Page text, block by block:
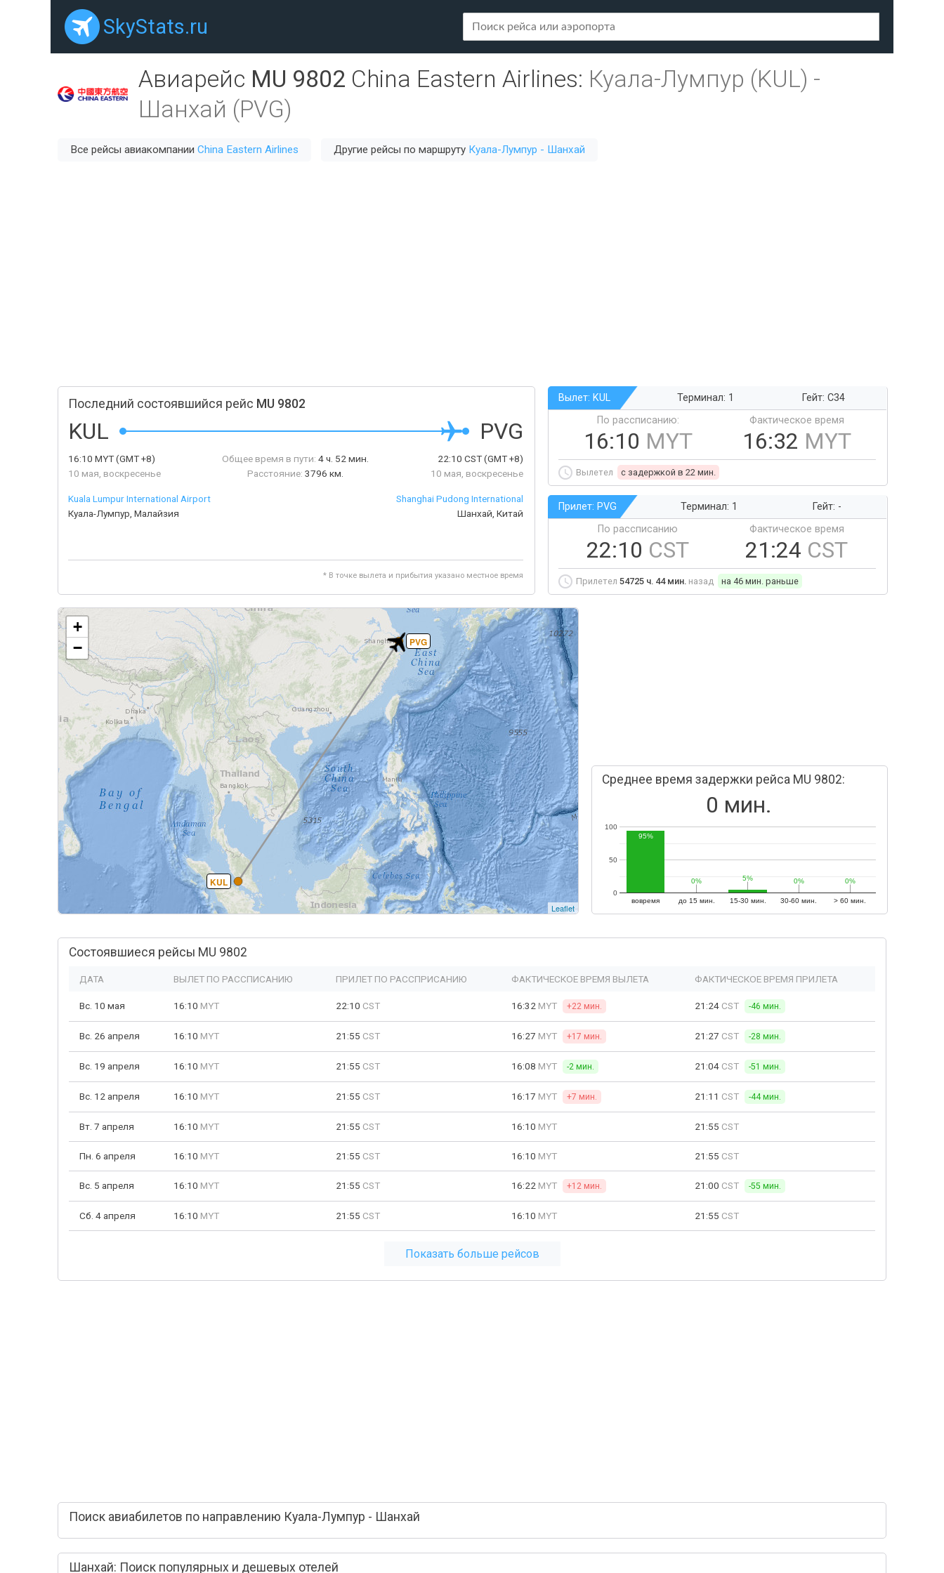
SkyStats.ru
Авиарейс MU 9802 China Eastern Airlines: Куала-Лумпур (KUL) -
Шанхай (PVG)
Все рейсы авиакомпании China Eastern Airlines Другие рейсы по маршруту Куала-Лумпур - Шанхай
Последний состоявшийся рейс MU 9802
KUL PVG
16:10 MYT(GMT +8)
10 мая, воскресенье
Общее время в пути: 4 ч. 52 мин.
Расстояние: 3796 км.
22:10 CST(GMT +8)
10 мая, воскресенье
Kuala Lumpur International Airport
Куала-Лумпур, Малайзия
Shanghai Pudong International
Шанхай, Китай
* В точке вылета и прибытия указано местное время
Вылет: KUL Терминал: 1
Гейт: C34
По рассписанию:
16:10 MYT
Фактическое время
16:32 MYT
Вылетел c задержкой в 22 мин.
Прилет: PVG Терминал: 1
Гейт: -
По рассписанию
22:10 CST
Фактическое время
21:24 CST
Прилетел 54725 ч. 44 мин. назад на 46 мин. раньше
KUL
PVG
+
−
Leaflet
Среднее время задержки рейса MU 9802:
0 мин.
вовремя до 15 мин. 15-30 мин. 30-60 мин. > 60 мин.
0
50
100
95%
0%
0% 5%
5% 0%
0% 0%
0%
Состоявшиеся рейсы MU 9802
ДАТА ВЫЛЕТ ПО РАССПИСАНИЮ ПРИЛЕТ ПО РАССПРИСАНИЮ ФАКТИЧЕСКОЕ ВРЕМЯ ВЫЛЕТА ФАКТИЧЕСКОЕ ВРЕМЯ ПРИЛЕТА
Вс. 10 мая 16:10 MYT 22:10 CST 16:32 MYT +22 мин. 21:24 CST -46 мин.
Вс. 26 апреля 16:10 MYT 21:55 CST 16:27 MYT +17 мин. 21:27 CST -28 мин.
Вс. 19 апреля 16:10 MYT 21:55 CST 16:08 MYT -2 мин. 21:04 CST -51 мин.
Вс. 12 апреля 16:10 MYT 21:55 CST 16:17 MYT +7 мин. 21:11 CST -44 мин.
Вт. 7 апреля 16:10 MYT 21:55 CST 16:10 MYT 21:55 CST
Пн. 6 апреля 16:10 MYT 21:55 CST 16:10 MYT 21:55 CST
Вс. 5 апреля 16:10 MYT 21:55 CST 16:22 MYT +12 мин. 21:00 CST -55 мин.
Сб. 4 апреля 16:10 MYT 21:55 CST 16:10 MYT 21:55 CST
Показать больше рейсов
Поиск авиабилетов по направлению Куала-Лумпур - Шанхай
Шанхай: Поиск популярных и дешевых отелей